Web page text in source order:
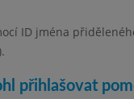
ID jména
přihlašovat